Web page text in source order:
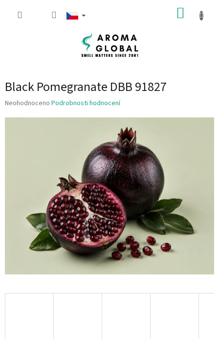
Black Pomegranate DBB 91827
Průměrné hodnocení produktu je 0.0 z 5 hvězdiček.
Neohodnoceno Podrobnosti hodnocení